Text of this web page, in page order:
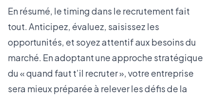
En résumé, le timing dans le recrutement fait
tout. Anticipez, évaluez, saisissez les
opportunités, et soyez attentif aux besoins du
marché. En adoptant une approche stratégique
du « quand faut t’il recruter », votre entreprise
sera mieux préparée à relever les défis de la